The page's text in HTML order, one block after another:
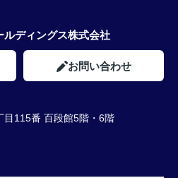
ルディングス株式会社
お問い合わせ
目115番 百段館5階・6階